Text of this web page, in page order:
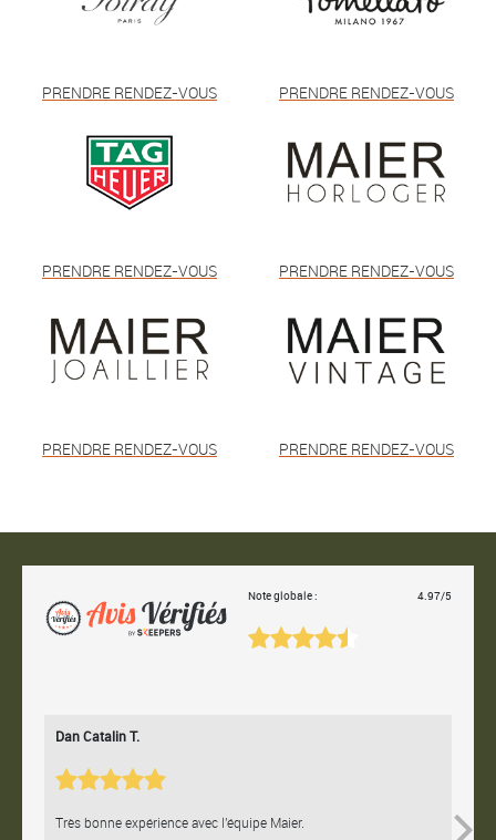
PRENDRE RENDEZ-VOUS PRENDRE RENDEZ-VOUS
PRENDRE RENDEZ-VOUS PRENDRE RENDEZ-VOUS
PRENDRE RENDEZ-VOUS PRENDRE RENDEZ-VOUS
Note globale : 4.97/5
Dan Catalin T.
Très bonne expérience avec l'équipe Maier.